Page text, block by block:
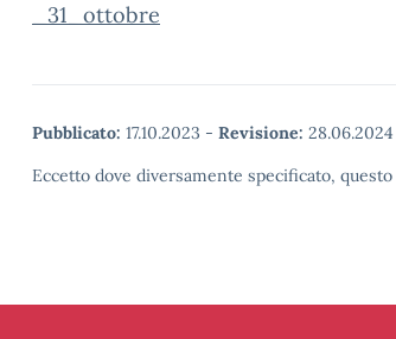
_31_ottobre
Pubblicato: 17.10.2023 - Revisione: 28.06.2024
Eccetto dove diversamente specificato,